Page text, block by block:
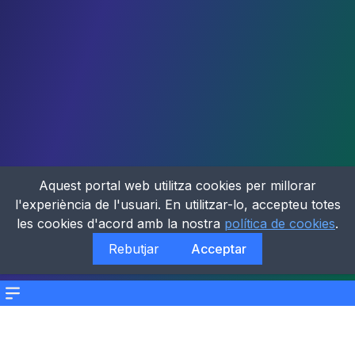
Menu
Aquest portal web utilitza cookies per millorar
l'experiència de l'usuari. En utilitzar-lo, accepteu totes
les cookies d'acord amb la nostra política de cookies.
Rebutjar
Acceptar